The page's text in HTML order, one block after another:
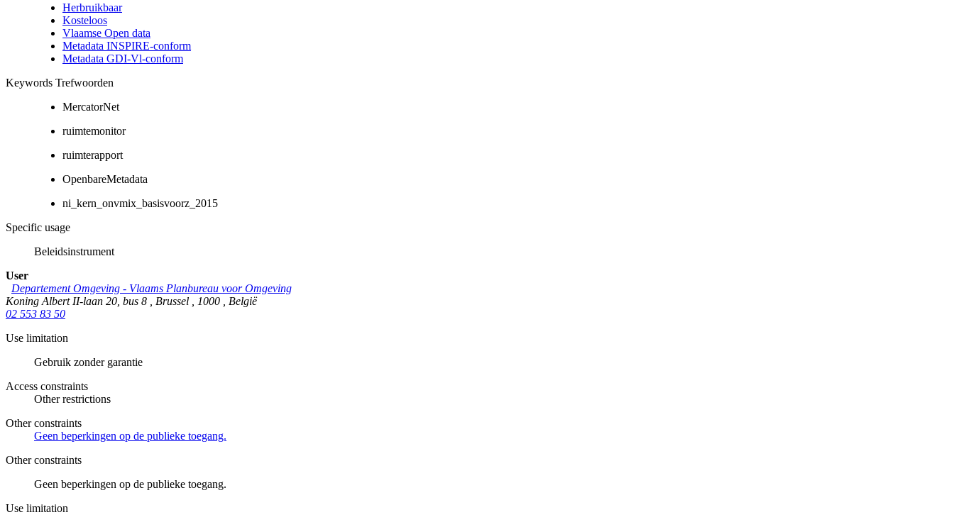
Herbruikbaar
Kosteloos
Vlaamse Open data
Metadata INSPIRE-conform
Metadata GDI-Vl-conform
Keywords Trefwoorden
MercatorNet
ruimtemonitor
ruimterapport
OpenbareMetadata
ni_kern_onvmix_basisvoorz_2015
Specific usage
Beleidsinstrument
User
Departement Omgeving - Vlaams Planbureau voor Omgeving
Koning Albert II-laan 20, bus 8
Brussel 1000
België
02 553 83 50
Use limitation
Gebruik zonder garantie
Access constraints
Other restrictions
Other constraints
Geen beperkingen op de publieke toegang.
Other constraints
Geen beperkingen op de publieke toegang.
Use limitation